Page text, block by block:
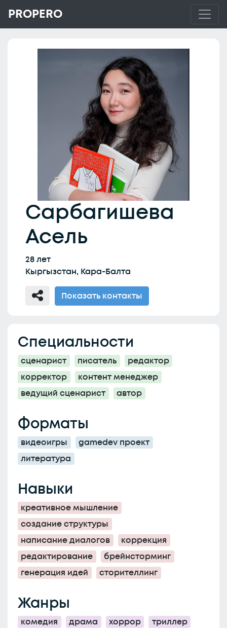
PROPERO
Сарбагишева
Асель
28 лет
Кыргызстан, Кара-Балта
Показать контакты
Специальности
сценарист писатель
редактор
корректор
контент менеджер
ведущий сценарист
автор
Форматы
видеоигры
gamedev проект
литература
Навыки
креативное мышление
создание структуры
написание диалогов
коррекция
редактирование
брейнсторминг
генерация идей
сторителлинг
Жанры
комедия драма хоррор
триллер